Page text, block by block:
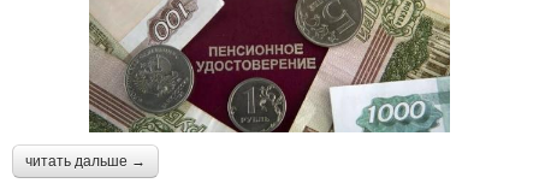
читать дальше →